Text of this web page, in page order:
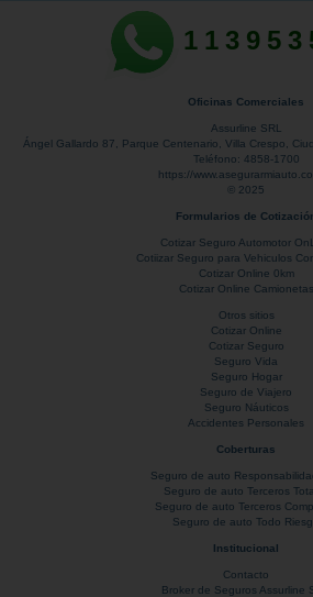
Oficinas Comerciales
Assurline SRL
Ángel Gallardo 87, Parque Centenario, Villa Crespo,
Teléfono: 4858-1700
https://
© 2025
Formularios de
Cotizar Seguro Automotor
Cotiizar Seguro para Vehiculos
Cotizar Online 0km
Cotizar Online Camionetas
Otros sitios
Cotizar Online
Cotizar Seguro
Seguro Vida
Seguro Hogar
Seguro de Viajero
Seguro Náuticos
Accidentes Personales
Coberturas
Seguro de auto
Seguro de auto Terceros
Seguro de auto Terceros
Seguro de auto Todo
Institucional
Contacto
Broker de Seguros Assurline